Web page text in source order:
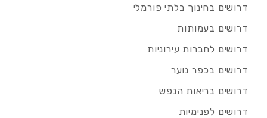
דרושים בחינוך בלתי פורמלי
דרושים בעמותות
דרושים לחברות עירוניות
דרושים בכפר נוער
דרושים בריאות הנפש
דרושים לפנימיות